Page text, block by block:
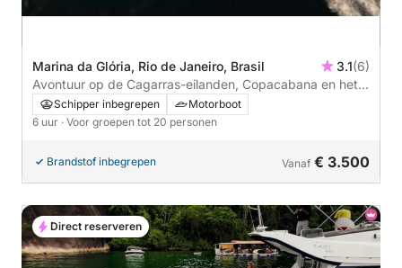
Marina da Glória, Rio de Janeiro, Brasil 3.1(6)
Avontuur op de Cagarras-eilanden, Copacabana en het
Rode Strand
Schipper inbegrepen
Motorboot
6 uur · Voor groepen tot 20 personen
Brandstof inbegrepen Vanaf € 3.500
Direct reserveren